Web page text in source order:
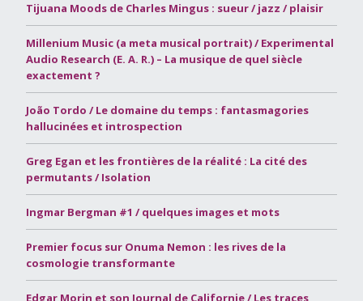
Tijuana Moods de Charles Mingus : sueur / jazz / plaisir
Millenium Music (a meta musical portrait) / Experimental
Audio Research (E. A. R.) – La musique de quel siècle
exactement ?
João Tordo / Le domaine du temps : fantasmagories
hallucinées et introspection
Greg Egan et les frontières de la réalité : La cité des
permutants / Isolation
Ingmar Bergman #1 / quelques images et mots
Premier focus sur Onuma Nemon : les rives de la
cosmologie transformante
Edgar Morin et son Journal de Californie / Les traces